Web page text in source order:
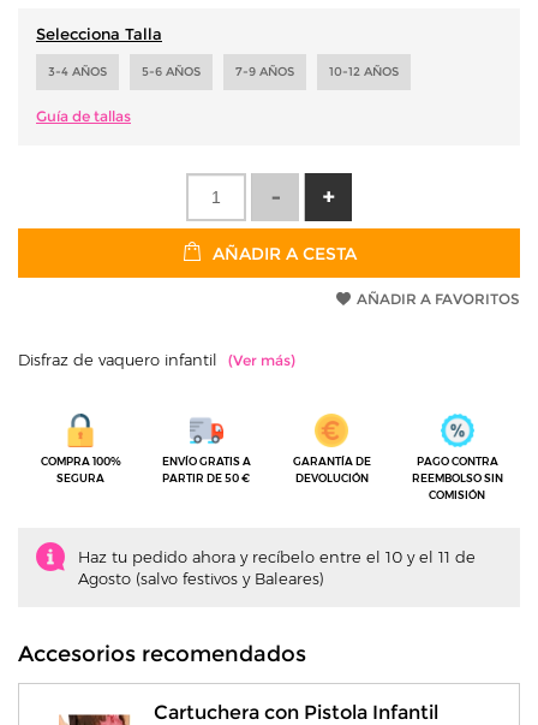
Selecciona Talla
3-4 AÑOS 5-6 AÑOS 7-9 AÑOS 10-12 AÑOS
Guía de tallas
AÑADIR A CESTA
AÑADIR A FAVORITOS
Disfraz de vaquero infantil
COMPRA 100%
SEGURA
ENVÍO GRATIS A
PARTIR DE 50 €
GARANTÍA DE
DEVOLUCIÓN
PAGO CONTRA
REEMBOLSO SIN
COMISIÓN
Haz tu pedido ahora y recíbelo entre el 10 y el 11 de
Agosto (salvo festivos y Baleares)
Accesorios recomendados
Cartuchera con Pistola Infantil